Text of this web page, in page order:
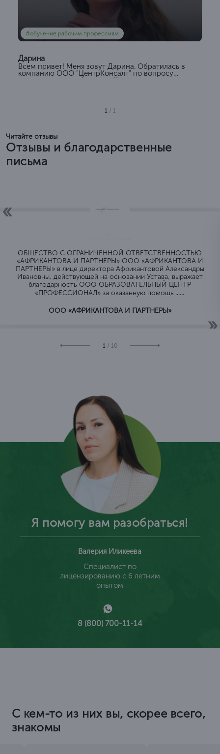
#обучение рабочим профессиям
Дарина
Всем привет! Меня зовут Дарина. Обратилась в
компанию ООО "ЦентрКонсалт" по вопросу
повышения квалификации. Хочется отметить
1 / 1
Читайте отзывы
Отзывы и благодарственные
письма
ОБЩЕСТВО C ОГРАНИЧЕННОЙ ОТВЕТСТВЕННОСТЬЮ
«АФРИКАНТОВА И ПАРТНЕРЫ» ООО «АФРИКАНТОВА И
ПАРТНЕРЫ» в лице директора Африкантовой Александры
Ивановны, действующей на основании Устава, выражает
благодарность ООО ОБРАЗОВАТЕЛЬНЫЙ ЦЕНТР
«ПРОФЕССИОНАЛ» за оказанную помощь ...
ООО «АФРИКАНТОВА И ПАРТНЕРЫ»
1 / 10
Я помогу вам разобраться!
Валерия Иликеева
Специалист по
лицензированию с 6 летним
опытом
8 (800) 700-11-14
С кем-то из них вы, скорее всего,
знакомы